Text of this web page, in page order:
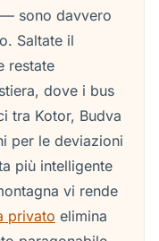
sono davvero
Saltate il
restate
dove i bus
tra Kotor, Budva
per le deviazioni
più intelligente
vi rende
privato elimina